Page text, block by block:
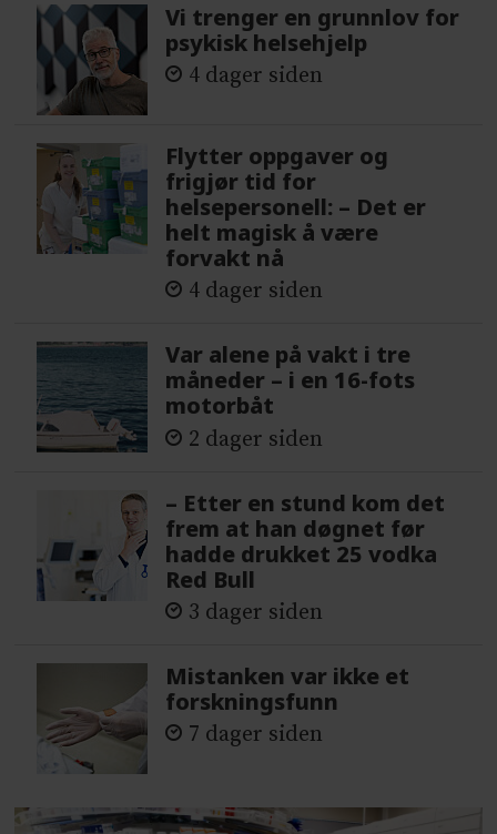
Vi trenger en grunnlov for
psykisk helsehjelp
4 dager siden
Flytter oppgaver og
frigjør tid for
helsepersonell: – Det er
helt magisk å være
forvakt nå
4 dager siden
Var alene på vakt i tre
måneder – i en 16-fots
motorbåt
2 dager siden
– Etter en stund kom det
frem at han døgnet før
hadde drukket 25 vodka
Red Bull
3 dager siden
Mistanken var ikke et
forskningsfunn
7 dager siden